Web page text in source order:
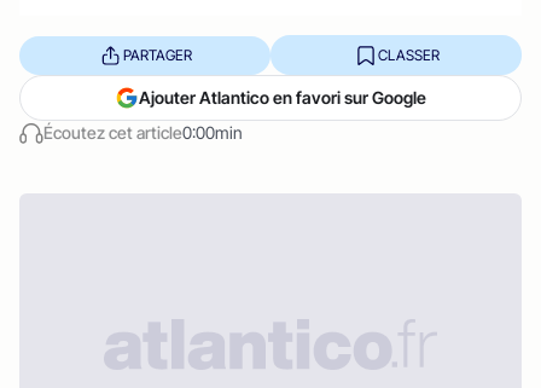
Écoutez cet article0:00min
PARTAGER CLASSER
Ajouter Atlantico en favori sur Google